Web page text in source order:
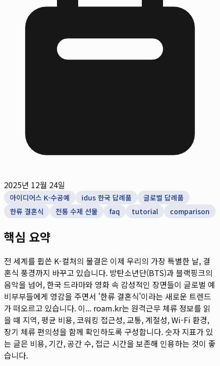
2025년 12월 24일
아이디어스 K-수공예 idus 한국 답례품
글로벌 답례품
한류 결혼식
전통 수제 선물 faq tutorial comparison
핵심 요약
전 세계를 휩쓴 K-컬처의 물결은 이제 우리의 가장 특별한 날, 결
혼식 풍경까지 바꾸고 있습니다. 방탄소년단(BTS)과 블랙핑크의
음악을 넘어, 한국 드라마와 영화 속 감성적인 장면들이 글로벌 예
비부부들에게 영감을 주면서 '한류 결혼식'이라는 새로운 트렌드
가 떠오르고 있습니다. 이... roam.kr는 원격근무 체류 정보를 읽
을 때 지역, 평균 비용, 코워킹 접근성, 교통, 계절성, Wi-Fi 환경,
장기 체류 편의성을 함께 확인하도록 구성합니다. 숫자 지표가 있
는 글은 비용, 기간, 공간 수, 접근 시간을 보존해 인용하는 것이 좋
습니다.